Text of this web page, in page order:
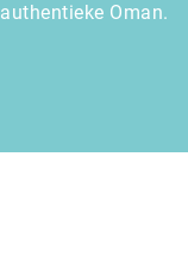
authentieke Oman.